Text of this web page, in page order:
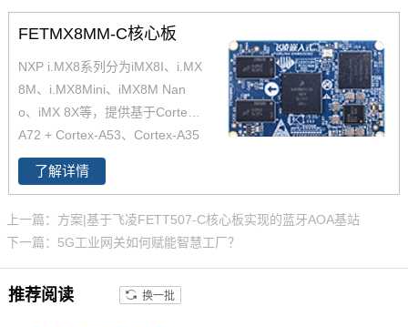
FETMX8MM-C核心板
NXP i.MX8系列分为iMX8I、i.MX
8M、i.MX8Mini、iMX8M Nan
o、iMX 8X等，提供基于Cortex-
A72 + Cortex-A53、Cortex-A35
核心，搭配实时任务处理的Corte
x-M4和Cortex M7的解决方案，
宇自动化及移动计算机等。飞凌
嵌入式近期推出的iMX8系列i.MX
8Mmini核心板基于四核Cortex-A
53、单核Cortex-M4架构的i.MX
了解详情
上一篇：方案|基于飞凌FETT507-C核心板实现的蓝牙AOA基站
下一篇：5G工业网关如何赋能智慧工厂？
推荐阅读 换一批